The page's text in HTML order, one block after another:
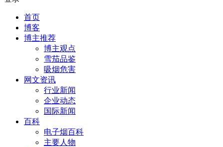
首页
博客
博主推荐
博主观点
雪茄品鉴
吸烟危害
网文资讯
行业新闻
企业动态
国际新闻
百科
电子烟百科
主要人物